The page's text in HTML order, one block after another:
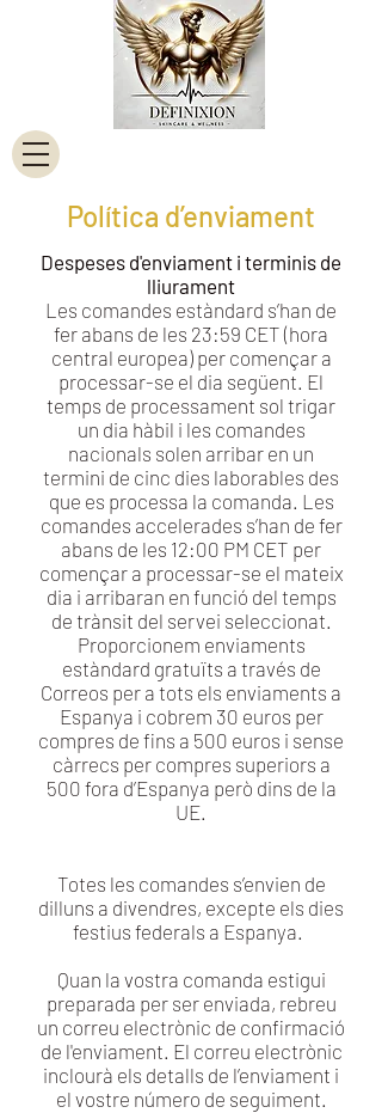
Política d’enviament
Despeses d'enviament i terminis de
lliurament
Les comandes estàndard s’han de
fer abans de les 23:59 CET (hora
central europea) per començar a
processar-se el dia següent. El
temps de processament sol trigar
un dia hàbil i les comandes
nacionals solen arribar en un
termini de cinc dies laborables des
que es processa la comanda. Les
comandes accelerades s’han de fer
abans de les 12:00 PM CET per
començar a processar-se el mateix
dia i arribaran en funció del temps
de trànsit del servei seleccionat.
Proporcionem enviaments
estàndard gratuïts a través de
Correos per a tots els enviaments a
Espanya i cobrem 30 euros per
compres de fins a 500 euros i sense
càrrecs per compres superiors a
500 fora d’Espanya però dins de la
UE.
Totes les comandes s’envien de
dilluns a divendres, excepte els dies
festius federals a Espanya.
Quan la vostra comanda estigui
preparada per ser enviada, rebreu
un correu electrònic de confirmació
de l'enviament. El correu electrònic
inclourà els detalls de l’enviament i
el vostre número de seguiment.